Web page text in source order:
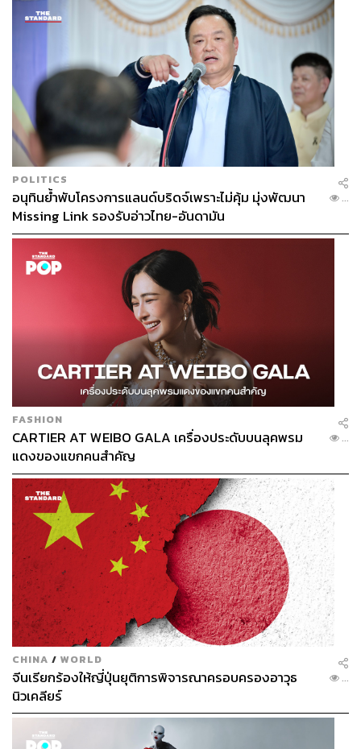
POLITICS
อนุทินย้ำพับโครงการแลนด์บริดจ์เพราะไม่คุ้ม มุ่งพัฒนา
Missing Link รองรับอ่าวไทย-อันดามัน
...
FASHION
CARTIER AT WEIBO GALA เครื่องประดับบนลุคพรม
แดงของแขกคนสำคัญ
...
CHINA / WORLD
จีนเรียกร้องให้ญี่ปุ่นยุติการพิจารณาครอบครองอาวุธ
นิวเคลียร์
...